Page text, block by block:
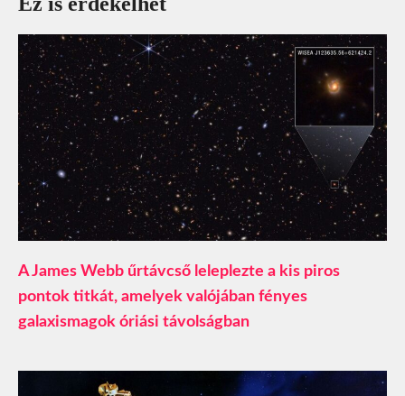
A James Webb űrtávcső leleplezte a kis piros
pontok titkát, amelyek valójában fényes
galaxismagok óriási távolságban